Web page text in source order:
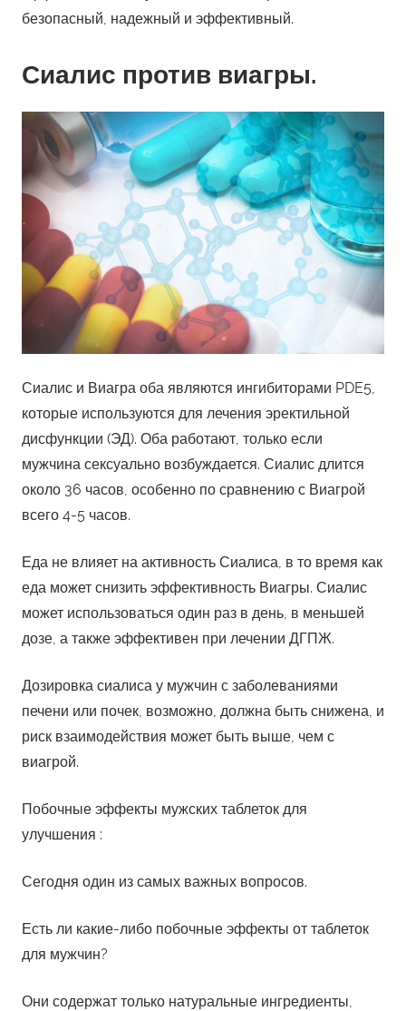
безопасный, надежный и эффективный.
Сиалис против виагры.
Сиалис и Виагра оба являются ингибиторами PDE5,
которые используются для лечения эректильной
дисфункции (ЭД). Оба работают, только если
мужчина сексуально возбуждается. Сиалис длится
около 36 часов, особенно по сравнению с Виагрой
всего 4-5 часов.
Еда не влияет на активность Сиалиса, в то время как
еда может снизить эффективность Виагры. Сиалис
может использоваться один раз в день, в меньшей
дозе, а также эффективен при лечении ДГПЖ.
Дозировка сиалиса у мужчин с заболеваниями
печени или почек, возможно, должна быть снижена, и
риск взаимодействия может быть выше, чем с
виагрой.
Побочные эффекты мужских таблеток для
улучшения :
Сегодня один из самых важных вопросов.
Есть ли какие-либо побочные эффекты от таблеток
для мужчин?
Они содержат только натуральные ингредиенты,